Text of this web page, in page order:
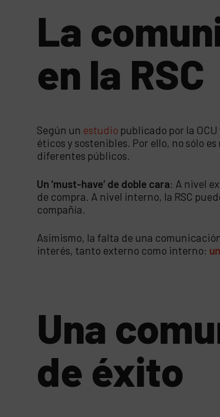
La
en la RSC
Según un estudio publicado por la
éticos y sostenibles. Por ello, no sólo
diferentes públicos.
Un ‘must-have’ de doble cara: A nivel
de compra. A nivel interno, la RSC
compañía.
Asimismo, la falta de una
interés, tanto externo como interno:
Una
de éxito